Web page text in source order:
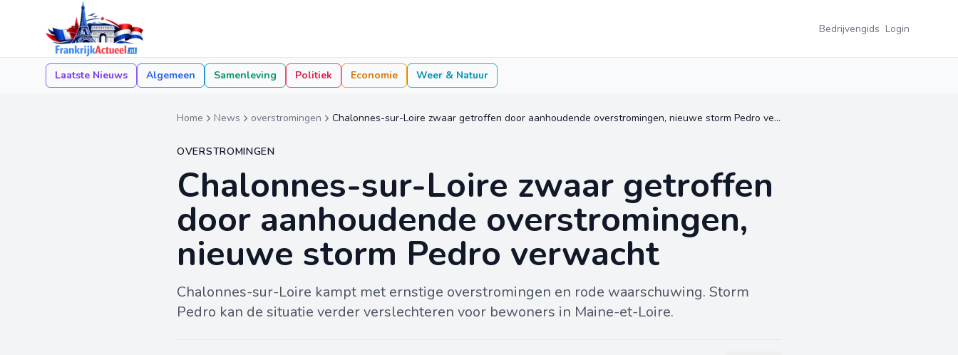
Bedrijvengids Login
Laatste Nieuws Algemeen Samenleving Politiek Economie Weer & Natuur
Home News overstromingen Chalonnes-sur-Loire zwaar getroffen door aanhoudende overstromingen, nieuwe storm Pedro verwacht
OVERSTROMINGEN
Chalonnes-sur-Loire zwaar getroffen
door aanhoudende overstromingen,
nieuwe storm Pedro verwacht
Chalonnes-sur-Loire kampt met ernstige overstromingen en rode waarschuwing. Storm
Pedro kan de situatie verder verslechteren voor bewoners in Maine-et-Loire.